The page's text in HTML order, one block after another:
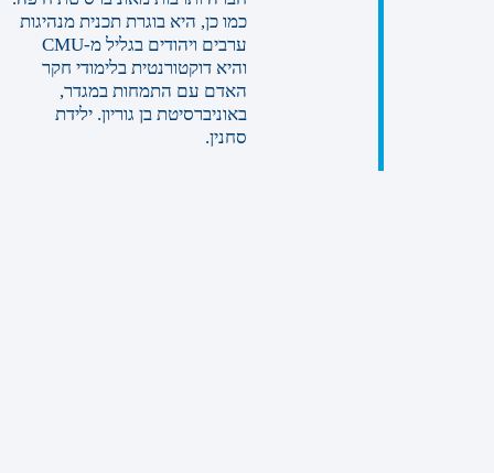
כמו כן, היא בוגרת תכנית מנהיגות
ערבים ויהודים בגליל מ-CMU
והיא דוקטורנטית בלימודי חקר
האדם עם התמחות במגדר,
באוניברסיטת בן גוריון. ילידת
סחנין.